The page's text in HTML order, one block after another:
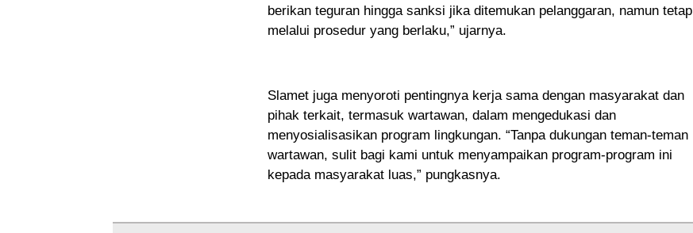
berikan teguran hingga sanksi jika ditemukan pelanggaran, namun tetap
melalui prosedur yang berlaku,” ujarnya.
Slamet juga menyoroti pentingnya kerja sama dengan masyarakat dan
pihak terkait, termasuk wartawan, dalam mengedukasi dan
menyosialisasikan program lingkungan. “Tanpa dukungan teman-teman
wartawan, sulit bagi kami untuk menyampaikan program-program ini
kepada masyarakat luas,” pungkasnya.